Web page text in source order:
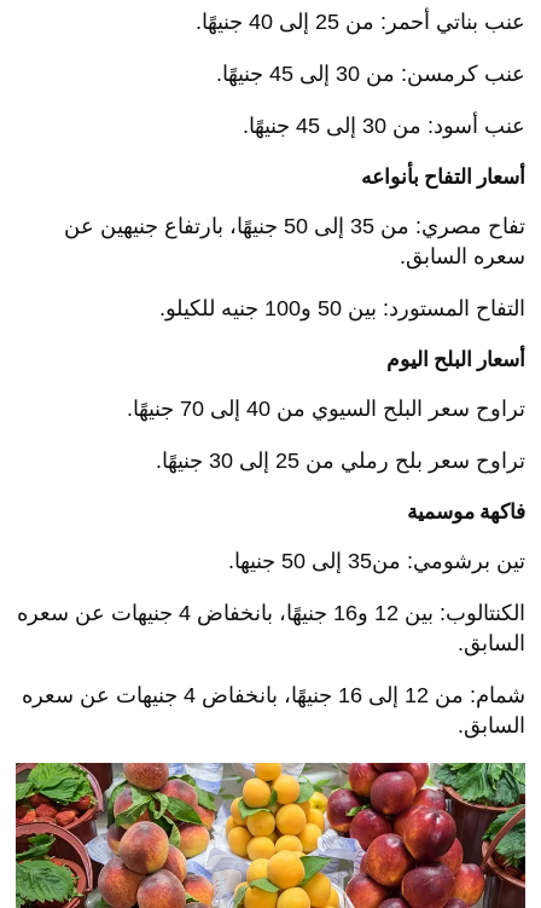
عنب بناتي أحمر: من 25 إلى 40 جنيهًا.
عنب كرمسن: من 30 إلى 45 جنيهًا.
عنب أسود: من 30 إلى 45 جنيهًا.
أسعار التفاح بأنواعه
تفاح مصري: من 35 إلى 50 جنيهًا، بارتفاع جنيهين عن
سعره السابق.
التفاح المستورد: بين 50 و100 جنيه للكيلو.
أسعار البلح اليوم
تراوح سعر البلح السيوي من 40 إلى 70 جنيهًا.
تراوح سعر بلح رملي من 25 إلى 30 جنيهًا.
فاكهة موسمية
تين برشومي: من35 إلى 50 جنيها.
الكنتالوب: بين 12 و16 جنيهًا، بانخفاض 4 جنيهات عن سعره
السابق.
شمام: من 12 إلى 16 جنيهًا، بانخفاض 4 جنيهات عن سعره
السابق.